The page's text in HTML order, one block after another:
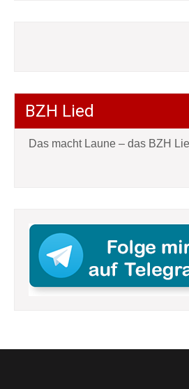
BZH Lied
Das macht Laune – das BZH